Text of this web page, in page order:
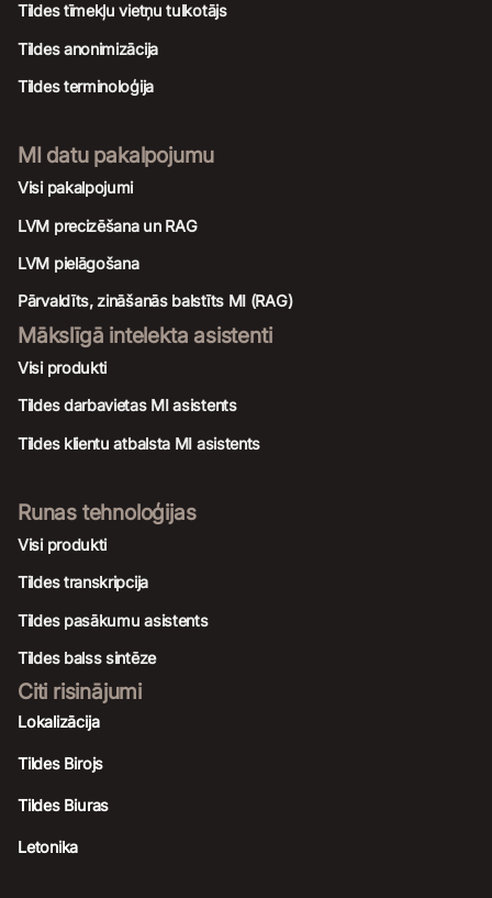
Tildes tīmekļu vietņu tulkotājs
Tildes anonimizācija
Tildes terminoloģija
MI datu pakalpojumu
Visi pakalpojumi
LVM precizēšana un RAG
LVM pielāgošana
Pārvaldīts, zināšanās balstīts MI (RAG)
Mākslīgā intelekta asistenti
Visi produkti
Tildes darbavietas MI asistents
Tildes klientu atbalsta MI asistents
Runas tehnoloģijas
Visi produkti
Tildes transkripcija
Tildes pasākumu asistents
Tildes balss sintēze
Citi risinājumi
Lokalizācija
Tildes Birojs
Tildes Biuras
Letonika